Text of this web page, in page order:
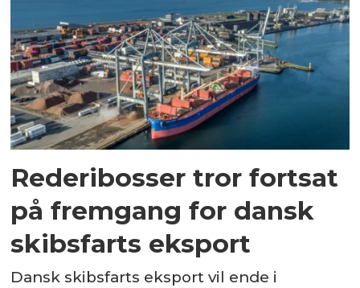
Rederibosser tror fortsat
på fremgang for dansk
skibsfarts eksport
Dansk skibsfarts eksport vil ende i